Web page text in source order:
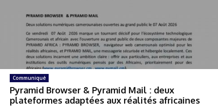
Communiqué
Pyramid Browser & Pyramid Mail : deux
plateformes adaptées aux réalités africaines